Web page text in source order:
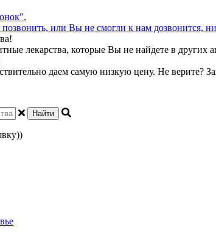
или Вы не смогли к нам дозвонится,
лекарства, которые Вы не найдете в других
даем самую низкую цену. Не верите?
Найти